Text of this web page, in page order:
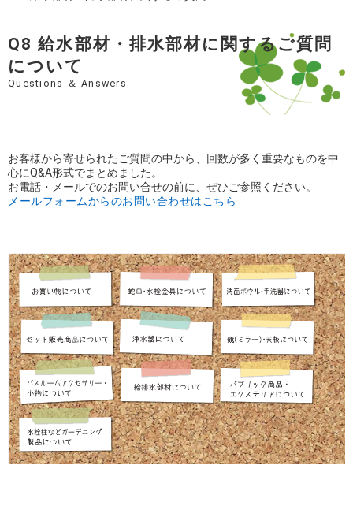
Q8 給水部材・排水部材に関するご質問
について
Questions ＆ Answers
お客様から寄せられたご質問の中から、回数が多く重要なものを中
心にQ&A形式でまとめました。
お電話・メールでのお問い合せの前に、ぜひご参照ください。
メールフォームからのお問い合わせはこちら